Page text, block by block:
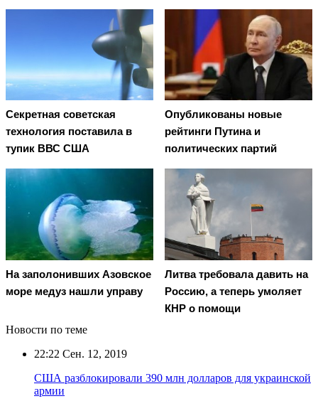
Секретная советская
технология поставила в
тупик ВВС США
Опубликованы новые
рейтинги Путина и
политических партий
На заполонивших Азовское
море медуз нашли управу
Литва требовала давить на
Россию, а теперь умоляет
КНР о помощи
Новости по теме
22:22 Сен. 12, 2019
США разблокировали 390 млн долларов для украинской
армии